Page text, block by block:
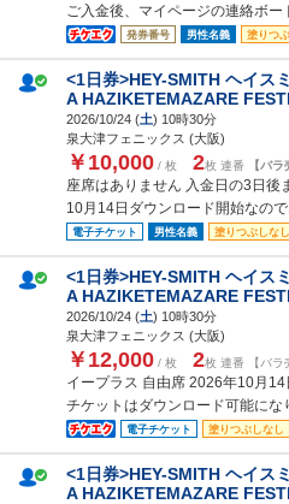
ご入金後、マイページの連絡ボー
発券番号 男性名義 塗りつ
<1日券>HEY-SMITH ヘイス
A HAZIKETEMAZARE
2026/10/24 (土) 10時30分
泉大津フェニックス (大阪)
￥10,000 / 枚 2枚 連番 【バラ
座席はありません 入金日の3日後
10月14日ダウンロード開始なの
電子チケット 男性名義 塗りつぶしなし
<1日券>HEY-SMITH ヘイス
A HAZIKETEMAZARE
2026/10/24 (土) 10時30分
泉大津フェニックス (大阪)
￥12,000 / 枚 2枚 連番 【バラ
イープラス 自由席 2026年10月14
チケットはダウンロード可能にな
電子チケット 塗りつぶしなし
<1日券>HEY-SMITH ヘイス
A HAZIKETEMAZARE